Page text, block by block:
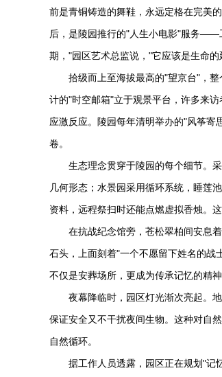
前是青铜铸造的舞鞋，永远定格在完美
后，是陵园推行的"人生小电影"服务——
期，"园区艺术总监说，"它应该是生命
拾级而上至海拔最高的"望京台"，
计的"时空邮箱"立于观景平台，许多来
应激反应。陵园每年清明举办的"风筝寄
卷。
生态理念贯穿于陵园的每个细节。
几何形态；水景园采用循环系统，睡莲
资料，远程祭扫时还能点燃虚拟香烛。
在抗战纪念馆旁，苍松翠柏间安息
石头，上面刻着"一个不愿留下姓名的战
不仅是安葬场所，更成为传承记忆的精神
夜幕降临时，园区灯光渐次亮起。
保证安全又不干扰夜间生物。这种对自
自然循环。
据工作人员透露，园区正在规划"记